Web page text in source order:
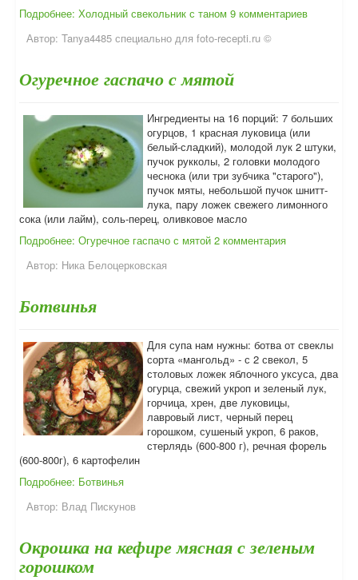
Подробнее: Холодный свекольник с таном 9 комментариев
Автор: Tanya4485 специально для foto-recepti.ru ©
Огуречное гаспачо с мятой
Ингредиенты на 16 порций: 7 больших
огурцов, 1 красная луковица (или
белый-сладкий), молодой лук 2 штуки,
пучок рукколы, 2 головки молодого
чеснока (или три зубчика "старого"),
пучок мяты, небольшой пучок шнитт-
лука, пару ложек свежего лимонного
сока (или лайм), соль-перец, оливковое масло
Подробнее: Огуречное гаспачо с мятой 2 комментария
Автор: Ника Белоцерковская
Ботвинья
Для супа нам нужны: ботва от свеклы
сорта «мангольд» - с 2 свекол, 5
столовых ложек яблочного уксуса, два
огурца, свежий укроп и зеленый лук,
горчица, хрен, две луковицы,
лавровый лист, черный перец
горошком, сушеный укроп, 6 раков,
стерлядь (600-800 г), речная форель
(600-800г), 6 картофелин
Подробнее: Ботвинья
Автор: Влад Пискунов
Окрошка на кефире мясная с зеленым
горошком